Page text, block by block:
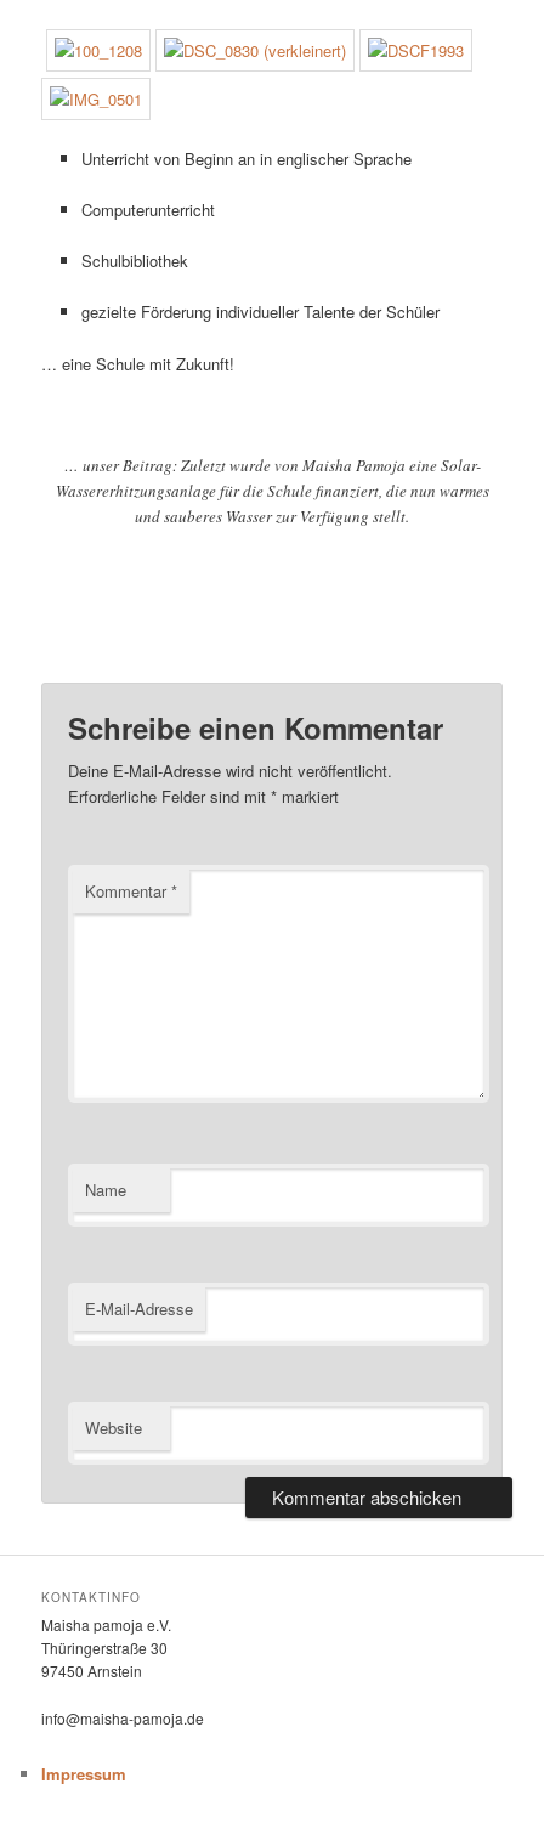
Unterricht von Beginn an in englischer Sprache
Computerunterricht
Schulbibliothek
gezielte Förderung individueller Talente der Schüler
… eine Schule mit Zukunft!
… unser Beitrag: Zuletzt wurde von Maisha Pamoja eine Solar-
Wassererhitzungsanlage für die Schule finanziert, die nun warmes
und sauberes Wasser zur Verfügung stellt.
Schreibe einen Kommentar
Deine E-Mail-Adresse wird nicht veröffentlicht.
Erforderliche Felder sind mit* markiert
Kommentar*
Name
E-Mail-Adresse
Website
KONTAKTINFO
Maisha pamoja e.V.
Thüringerstraße 30
97450 Arnstein
info@maisha-pamoja.de
Impressum